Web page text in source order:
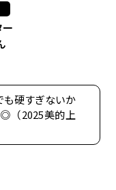
も硬すぎないか
（2025美的上